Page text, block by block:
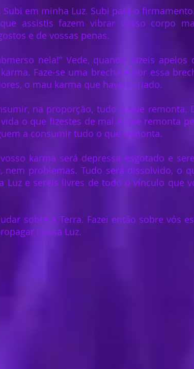
em minha Luz. Subi para o
assistis fazem vibrar vosso corpo
e de vossas penas.
nela!” Vede, quando fazeis apelos
Faze-se uma brecha e por essa
o mau karma que haveis criado.
na proporção, tudo o que remonta.
o que fizestes de mal e que remonta
a consumir tudo o que remonta.
karma será depressa esgotado e
problemas. Tudo será dissolvido, o
Luz e sereis livres de todo o vínculo que
sobre a Terra. Fazei então sobre vós
nossa Luz.